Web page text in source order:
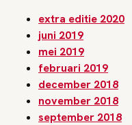
extra editie 2020
juni 2019
mei 2019
februari 2019
december 2018
november 2018
september 2018